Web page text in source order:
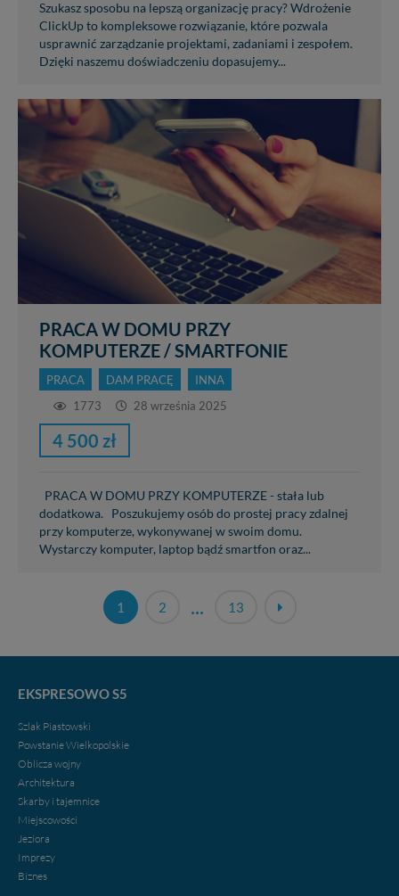
Szukasz sposobu na lepszą organizację pracy? Wdrożenie
ClickUp to kompleksowe rozwiązanie, które pozwala
usprawnić zarządzanie projektami, zadaniami i zespołem.
Dzięki naszemu doświadczeniu dopasujemy...
PRACA W DOMU PRZY
KOMPUTERZE / SMARTFONIE
PRACA DAM PRACĘ
INNA
1773
28 września 2025
4 500 zł
PRACA W DOMU PRZY KOMPUTERZE - stała lub
dodatkowa. Poszukujemy osób do prostej pracy zdalnej
przy komputerze, wykonywanej w swoim domu.
Wystarczy komputer, laptop bądź smartfon oraz...
1 2 ... 13
EKSPRESOWO S5
Szlak Piastowski
Powstanie Wielkopolskie
Oblicza wojny
Architektura
Skarby i tajemnice
Miejscowości
Jeziora
Imprezy
Biznes